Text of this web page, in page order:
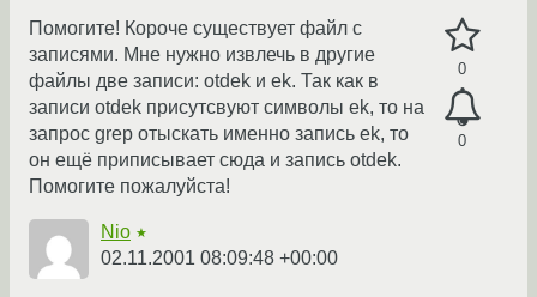
0
0
Помогите! Короче существует файл с
записями. Мне нужно извлечь в другие
файлы две записи: otdek и ek. Так как в
записи otdek присутсвуют символы ek, то на
запрос grep отыскать именно запись ek, то
он ещё приписывает сюда и запись otdek.
Помогите пожалуйста!
Nio ★
02.11.2001 08:09:48 +00:00